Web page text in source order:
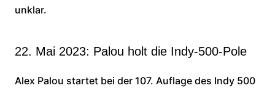
unklar.
22. Mai 2023: Palou holt die Indy-500-Pole
Alex Palou startet bei der 107. Auflage des Indy 500